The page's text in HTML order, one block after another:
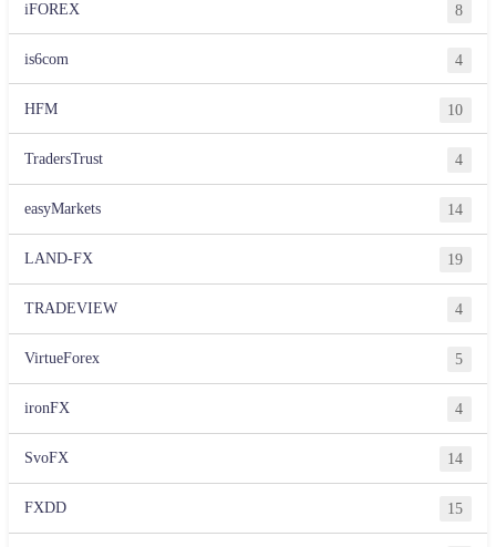
iFOREX 8
is6com 4
HFM 10
TradersTrust 4
easyMarkets 14
LAND-FX 19
TRADEVIEW 4
VirtueForex 5
ironFX 4
SvoFX 14
FXDD 15